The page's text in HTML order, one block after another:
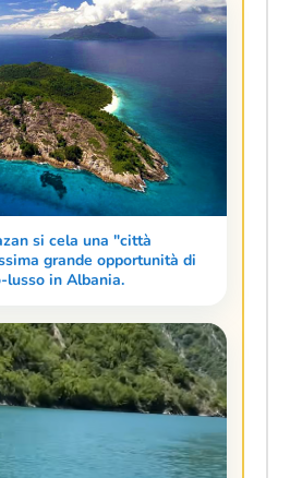
si cela una "città
grande opportunità di
lusso in Albania.